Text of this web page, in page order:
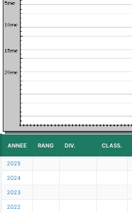
ANNEE RANG DIV. CLASS.
2025
2024
2023
2022